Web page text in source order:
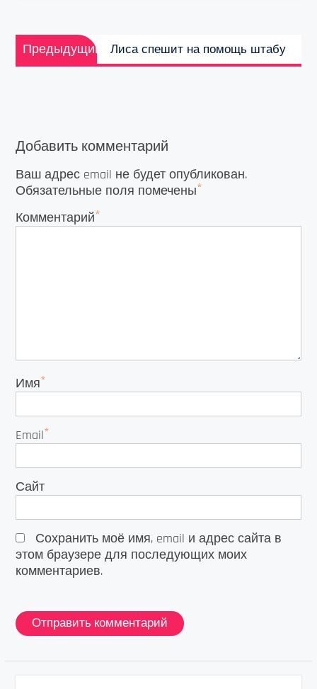
Навигация
по
записям
Предыдущий
Предыдущая
запись:
Лиса спешит на помощь штабу
Добавить комментарий
Ваш адрес email не будет опубликован.
Обязательные поля помечены*
Комментарий*
Имя*
Email*
Сайт
Сохранить моё имя, email и адрес сайта в
этом браузере для последующих моих
комментариев.